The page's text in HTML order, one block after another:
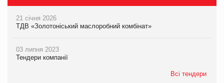
21 січня 2026
ТДВ «Золотоніський маслоробний комбінат»
03 липня 2023
Тендери компанії
Всі тендери